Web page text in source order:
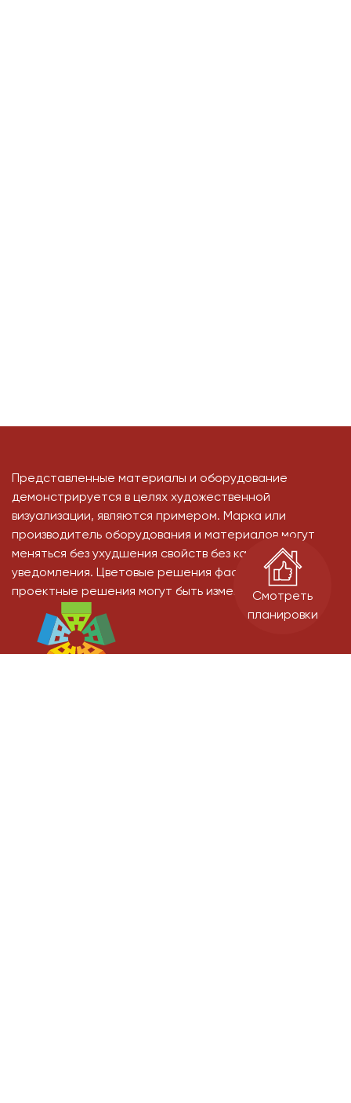
Представленные материалы и оборудование
демонстрируется в целях художественной
визуализации, являются примером. Марка или
производитель оборудования и материалов могут
меняться без ухудшения свойств без какого-либо
уведомления. Цветовые решения фасадов, и иные
проектные решения могут быть измененыСмотреть
планировки